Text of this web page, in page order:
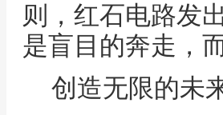
则，红石电路发
是盲目的奔走，
创造无限的未